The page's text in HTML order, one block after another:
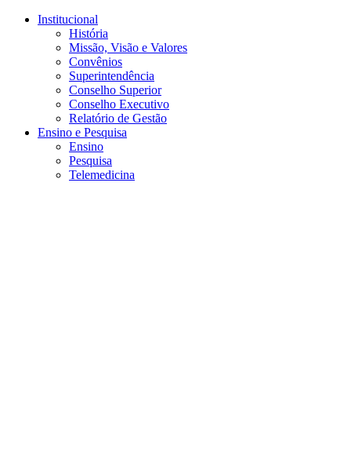
Conteúdo principal
Institucional
História
Missão, Visão e Valores
Convênios
Superintendência
Conselho Superior
Conselho Executivo
Relatório de Gestão
Ensino e Pesquisa
Ensino
Pesquisa
Telemedicina